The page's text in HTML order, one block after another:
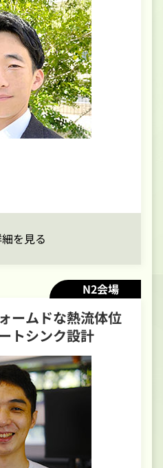
を見る
N2会場
ームドな熱流体位
トシンク設計